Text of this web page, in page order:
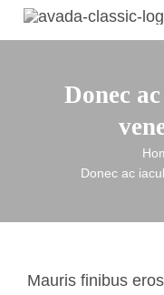
Skip
to
Committee
Donec
Donec ac
Mauris finibus